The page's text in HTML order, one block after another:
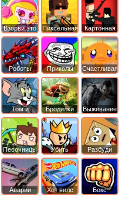
вперед
Гамбола
Взорви это
Пиксельная
война
Картонная
башка
Роботы
динозавры
Приколы
Счастливая
обезьянка
Том и
джерри
Бродилки
Приключения
Выживание
Песочницы
Убить
короля
Разбуди
коробку
Аварии
Хот вилс Бокс